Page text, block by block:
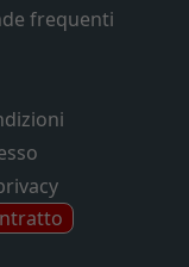
frequenti